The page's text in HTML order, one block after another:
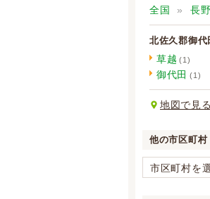
全国 長
北佐久郡御代
草越 (1)
御代田 (1)
地図で見る
他の市区町村
市区町村を